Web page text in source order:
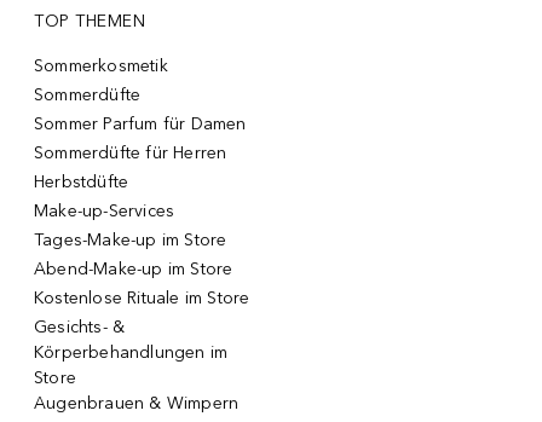
TOP THEMEN
Sommerkosmetik
Sommerdüfte
Sommer Parfum für Damen
Sommerdüfte für Herren
Herbstdüfte
Make-up-Services
Tages-Make-up im Store
Abend-Make-up im Store
Kostenlose Rituale im Store
Gesichts- &
Körperbehandlungen im
Store
Augenbrauen & Wimpern